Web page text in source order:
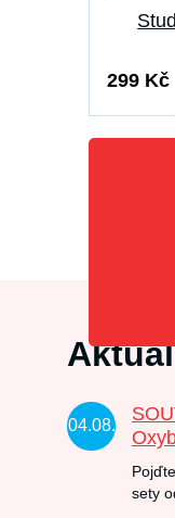
299 Kč
04.08.
sety